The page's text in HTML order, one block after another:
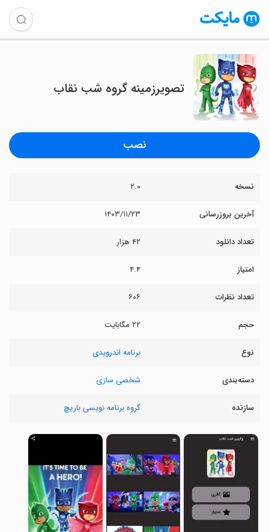
تصویرزمینه گروه شب نقاب
نصب
نسخه ۲.۰
آخرین بروزرسانی ۱۴۰۳/۱۱/۲۳
تعداد دانلود ۴۲ هزار
امتیاز ۴.۴
تعداد نظرات ۶۰۶
حجم ۲۲ مگابایت
نوع برنامه اندرویدی
دسته‌بندی شخصی سازی
سازنده گروه برنامه نویسی باریچ